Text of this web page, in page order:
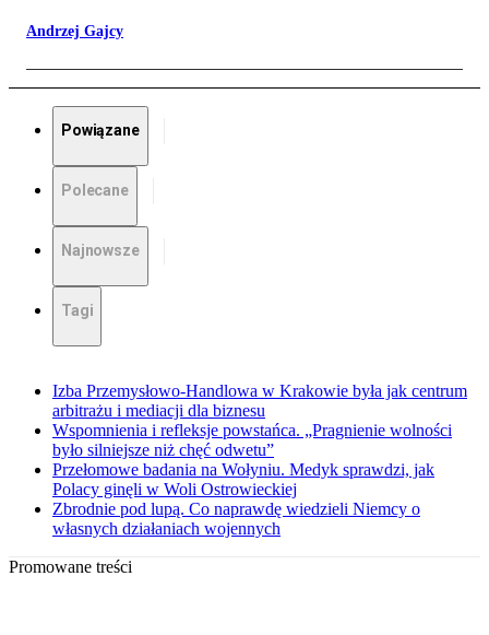
Andrzej Gajcy
Powiązane
Polecane
Najnowsze
Tagi
Izba Przemysłowo-Handlowa w Krakowie była jak centrum
arbitrażu i mediacji dla biznesu
Wspomnienia i refleksje powstańca. „Pragnienie wolności
było silniejsze niż chęć odwetu”
Przełomowe badania na Wołyniu. Medyk sprawdzi, jak
Polacy ginęli w Woli Ostrowieckiej
Zbrodnie pod lupą. Co naprawdę wiedzieli Niemcy o
własnych działaniach wojennych
Promowane treści